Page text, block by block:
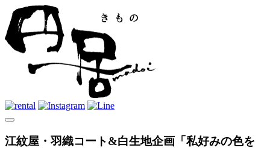
江紋屋・羽織コート&白生地企画「私好みの色を